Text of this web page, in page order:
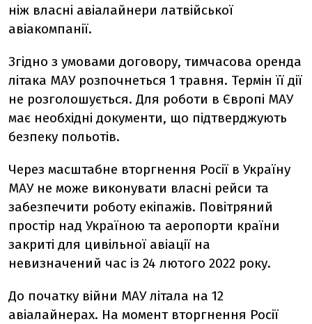
ніж власні авіалайнери латвійської
авіакомпанії.
Згідно з умовами договору, тимчасова оренда
літака МАУ розпочнеться 1 травня. Термін її дії
не розголошується. Для роботи в Європі МАУ
має необхідні документи, що підтверджують
безпеку польотів.
Через масштабне вторгнення Росії в Україну
МАУ не може виконувати власні рейси та
забезпечити роботу екіпажів. Повітряний
простір над Україною та аеропорти країни
закриті для цивільної авіації на
невизначений час із 24 лютого 2022 року.
До початку війни МАУ літала на 12
авіалайнерах. На момент вторгнення Росії